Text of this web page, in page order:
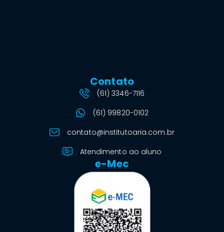
Contato
(61) 3346-7116
(61) 99820-0102
contato@institutoaria.com.br
Atendimento ao aluno
e-Mec